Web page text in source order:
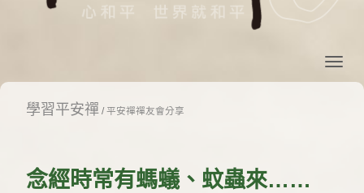
學習平安禪/平安禪禪友會分享
念經時常有螞蟻、蚊蟲來……